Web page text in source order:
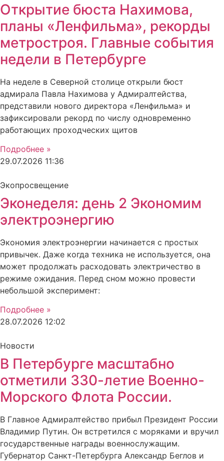
Открытие бюста Нахимова,
планы «Ленфильма», рекорды
метростроя. Главные события
недели в Петербурге
На неделе в Северной столице открыли бюст
адмирала Павла Нахимова у Адмиралтейства,
представили нового директора «Ленфильма» и
зафиксировали рекорд по числу одновременно
работающих проходческих щитов
Подробнее »
29.07.2026 11:36
Экопросвещение
Эконеделя: день 2 Экономим
электроэнергию
Экономия электроэнергии начинается с простых
привычек. Даже когда техника не используется, она
может продолжать расходовать электричество в
режиме ожидания. Перед сном можно провести
небольшой эксперимент:
Подробнее »
28.07.2026 12:02
Новости
В Петербурге масштабно
отметили 330-летие Военно-
Морского Флота России.
В Главное Адмиралтейство прибыл Президент России
Владимир Путин. Он встретился с моряками и вручил
государственные награды военнослужащим.
Губернатор Санкт-Петербурга Александр Беглов и